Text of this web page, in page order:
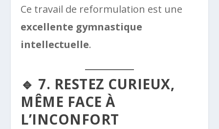
Ce travail de reformulation est une
excellente gymnastique
intellectuelle.
🔹 7. RESTEZ CURIEUX,
MÊME FACE À
L’INCONFORT